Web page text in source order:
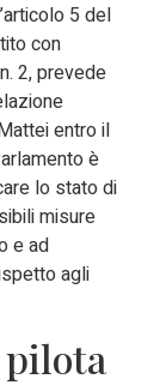
5 del
con
2, prevede
entro il
è
lo stato di
misure
e ad
agli